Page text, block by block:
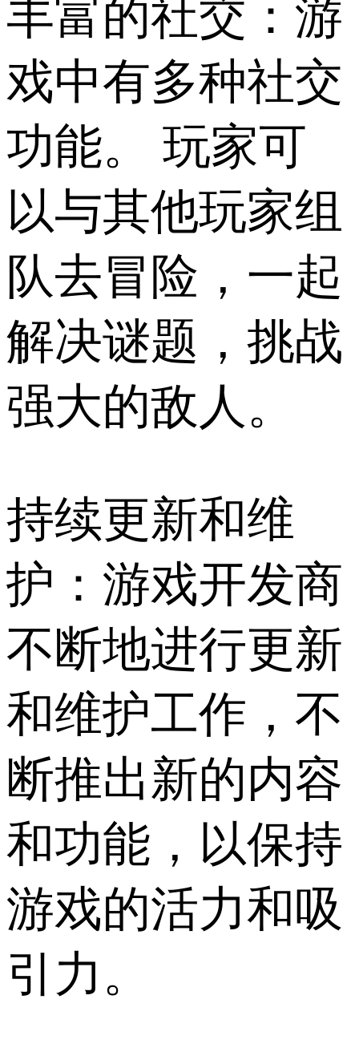
丰富的社交：游
戏中有多种社交
功能。 玩家可
以与其他玩家组
队去冒险，一起
解决谜题，挑战
强大的敌人。
持续更新和维
护：游戏开发商
不断地进行更新
和维护工作，不
断推出新的内容
和功能，以保持
游戏的活力和吸
引力。